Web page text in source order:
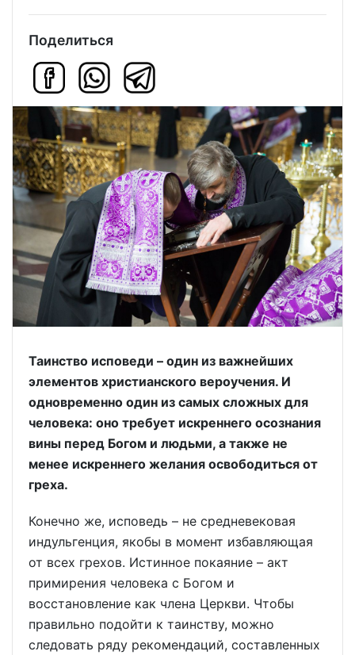
Поделиться
Таинство исповеди – один из важнейших
элементов христианского вероучения. И
одновременно один из самых сложных для
человека: оно требует искреннего осознания
вины перед Богом и людьми, а также не
менее искреннего желания освободиться от
греха.
Конечно же, исповедь – не средневековая
индульгенция, якобы в момент избавляющая
от всех грехов. Истинное покаяние – акт
примирения человека с Богом и
восстановление как члена Церкви. Чтобы
правильно подойти к таинству, можно
следовать ряду рекомендаций, составленных